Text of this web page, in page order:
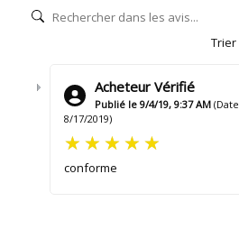
Acheteur Vérifié
Publié le 9/4/19, 9:37 AM
8/17/2019)
conforme